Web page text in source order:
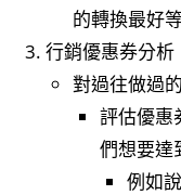
的轉換最好
行銷優惠券分析
對過往做過
評估優惠
們想要達
例如